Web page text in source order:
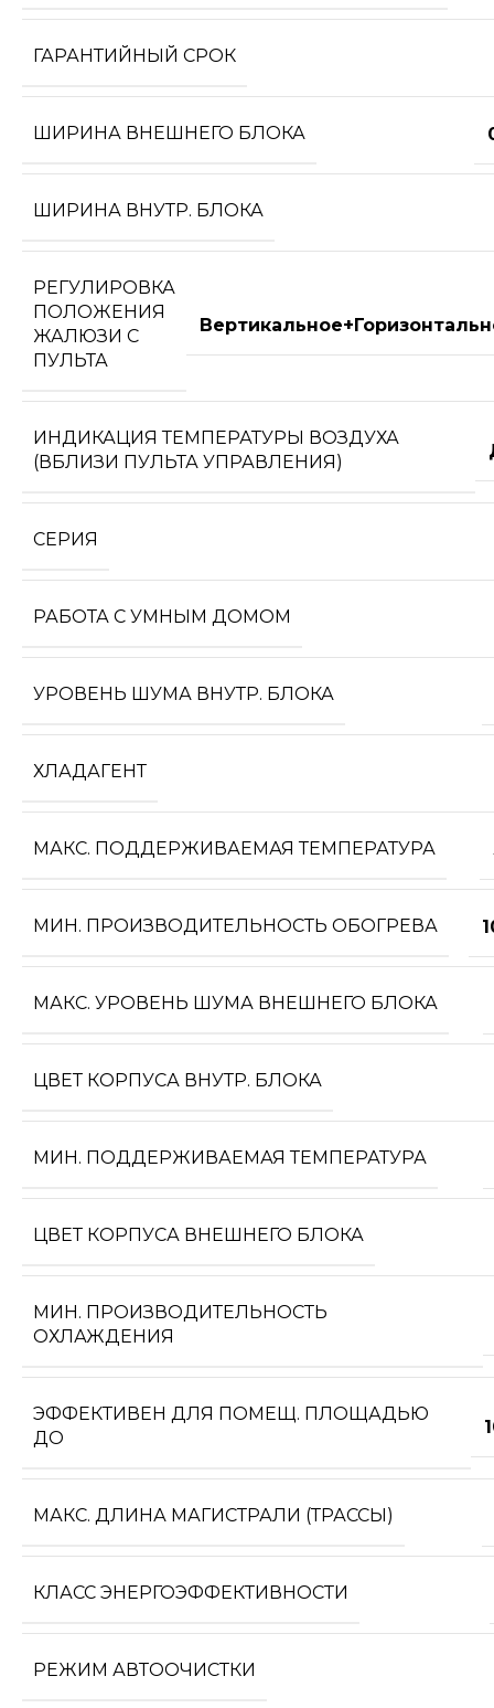
ГАРАНТИЙНЫЙ СРОК
ШИРИНА ВНЕШНЕГО БЛОКА
ШИРИНА ВНУТР. БЛОКА
РЕГУЛИРОВКА
ПОЛОЖЕНИЯ
ЖАЛЮЗИ С
ПУЛЬТА
ИНДИКАЦИЯ ТЕМПЕРАТУРЫ ВОЗДУХА
(ВБЛИЗИ ПУЛЬТА УПРАВЛЕНИЯ)
СЕРИЯ
РАБОТА С УМНЫМ ДОМОМ
УРОВЕНЬ ШУМА ВНУТР. БЛОКА
ХЛАДАГЕНТ
МАКС. ПОДДЕРЖИВАЕМАЯ ТЕМПЕРАТУРА
МИН. ПРОИЗВОДИТЕЛЬНОСТЬ ОБОГРЕВА
МАКС. УРОВЕНЬ ШУМА ВНЕШНЕГО БЛОКА
ЦВЕТ КОРПУСА ВНУТР. БЛОКА
МИН. ПОДДЕРЖИВАЕМАЯ ТЕМПЕРАТУРА
ЦВЕТ КОРПУСА ВНЕШНЕГО БЛОКА
МИН. ПРОИЗВОДИТЕЛЬНОСТЬ
ОХЛАЖДЕНИЯ
ЭФФЕКТИВЕН ДЛЯ ПОМЕЩ. ПЛОЩАДЬЮ
ДО
МАКС. ДЛИНА МАГИСТРАЛИ (ТРАССЫ)
КЛАСС ЭНЕРГОЭФФЕКТИВНОСТИ
РЕЖИМ АВТООЧИСТКИ